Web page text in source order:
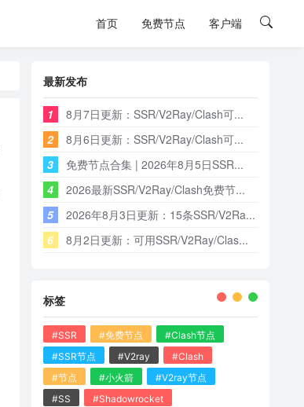
首页 免费节点 客户端
最新发布
1
8月7日更新：SSR/V2Ray/Clash可...
2
8月6日更新：SSR/V2Ray/Clash可...
3
免费节点合集 | 2026年8月5日SSR...
4
2026最新SSR/V2Ray/Clash免费节...
5
2026年8月3日更新：15条SSR/V2Ra...
6
8月2日更新：可用SSR/V2Ray/Clas...
标签
#SSR #免费节点
#Clash节点
#SSR节点
#V2ray
#Clash
#节点
#小火箭
#V2ray节点
#SS
#Shadowrocket